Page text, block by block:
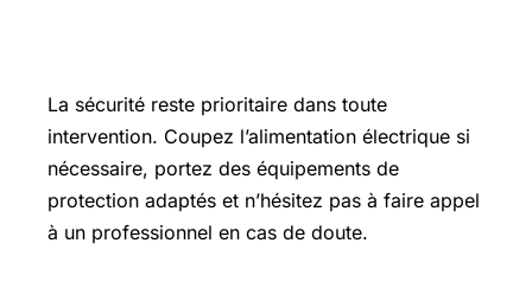
La sécurité reste prioritaire dans toute
intervention. Coupez l’alimentation électrique si
nécessaire, portez des équipements de
protection adaptés et n’hésitez pas à faire appel
à un professionnel en cas de doute.